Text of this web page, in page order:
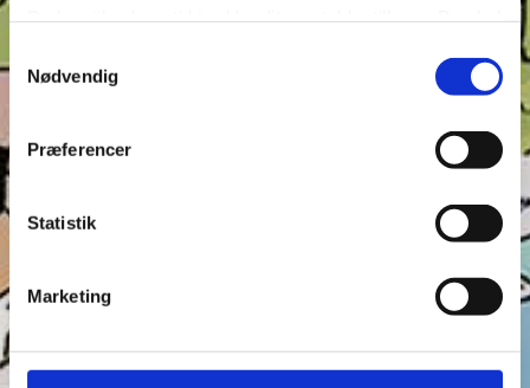
fungerer optimalt, hvis du ikke accepterer cookies eller
tilbagetrækker et samtykke. Du kan læse mere om vores
brug af cookies og behandling af dine personoplysninger i
forbindelse hermed i både vores
Nødvendig
Præferencer
Statistik
Marketing
opmærksomhed i Anders And!
Andeby
Anders And Co.
Dagens vittigheder
Fedtmule
Mickey Mouse
Quiz Rap og Rup Rip
Skole